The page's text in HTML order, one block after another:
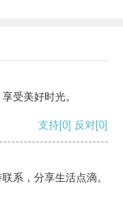
受美好时光。
支持[0] 反对[0]
系，分享生活点滴。